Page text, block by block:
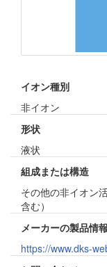
イオン種別
非イオン
形状
液状
組成または構造
その他の非イオン
含む）
メーカーの製品情
https://www.dks-